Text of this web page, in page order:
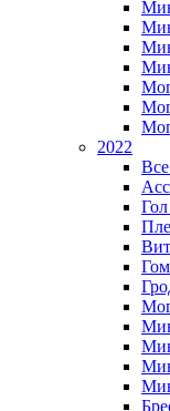
2022